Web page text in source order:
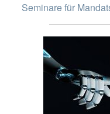
Seminare für